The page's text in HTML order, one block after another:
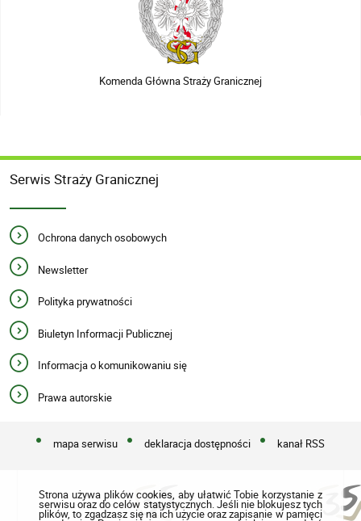
Komenda Główna Straży Granicznej
Serwis Straży Granicznej
Ochrona danych osobowych
Newsletter
Polityka prywatności
Biuletyn Informacji Publicznej
Informacja o komunikowaniu się
Prawa autorskie
mapa serwisu deklaracja dostępności kanał RSS
Strona używa plików cookies, aby ułatwić Tobie korzystanie z
serwisu oraz do celów statystycznych. Jeśli nie blokujesz tych
plików, to zgadzasz się na ich użycie oraz zapisanie w pamięci